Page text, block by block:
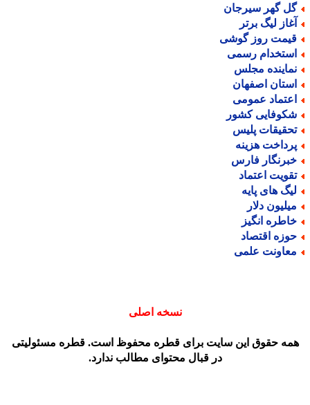
گهر سیرجان
لیگ برتر
روز گوشی
رسمی
مجلس
اصفهان
عمومی
کشور
پلیس
هزینه
فارس
اعتماد
های پایه
دلار
انگیز
اقتصاد
علمی
نسخه اصلی
حقوق این سایت برای قطره محفوظ است. قطره مسئولیتی
در قبال محتوای مطالب ندارد.